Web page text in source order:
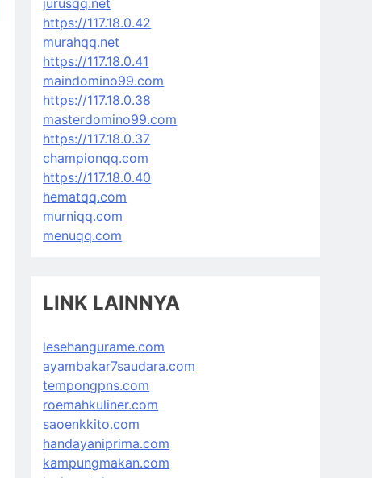
https://117.18.0.42
murahqq.net
https://117.18.0.41
maindomino99.com
https://117.18.0.38
masterdomino99.com
https://117.18.0.37
championqq.com
https://117.18.0.40
hematqq.com
murniqq.com
menuqq.com
LINK LAINNYA
lesehangurame.com
ayambakar7saudara.com
tempongpns.com
roemahkuliner.com
saoenkkito.com
handayaniprima.com
kampungmakan.com